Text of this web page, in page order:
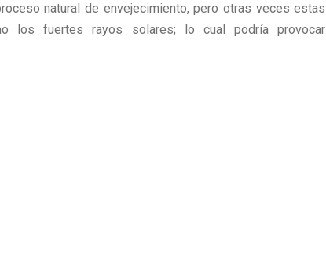
natural de envejecimiento, pero otras veces estas
los fuertes rayos solares; lo cual podría provocar